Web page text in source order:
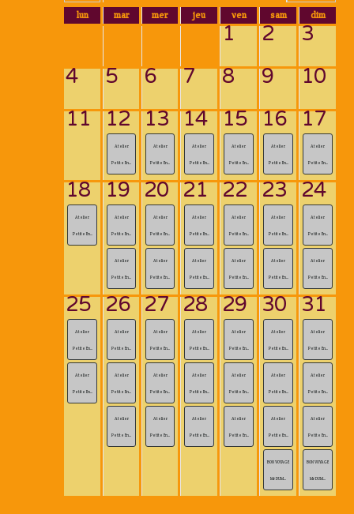
lun mar mer jeu ven sam dim
1 2
3
4
5 6 7 8 9
10
11 12
Atelier
Petite En...
13
Atelier
Petite En...
14
Atelier
Petite En...
15
Atelier
Petite En...
16
Atelier
Petite En...
17
Atelier
Petite En...
18
Atelier
Petite En...
19
Atelier
Petite En...
Atelier
Petite En...
20
Atelier
Petite En...
Atelier
Petite En...
21
Atelier
Petite En...
Atelier
Petite En...
22
Atelier
Petite En...
Atelier
Petite En...
23
Atelier
Petite En...
Atelier
Petite En...
24
Atelier
Petite En...
Atelier
Petite En...
25
Atelier
Petite En...
Atelier
Petite En...
26
Atelier
Petite En...
Atelier
Petite En...
Atelier
Petite En...
27
Atelier
Petite En...
Atelier
Petite En...
Atelier
Petite En...
28
Atelier
Petite En...
Atelier
Petite En...
Atelier
Petite En...
29
Atelier
Petite En...
Atelier
Petite En...
Atelier
Petite En...
30
Atelier
Petite En...
Atelier
Petite En...
Atelier
Petite En...
BON VOYAGE
Mr DUM...
31
Atelier
Petite En...
Atelier
Petite En...
Atelier
Petite En...
BON VOYAGE
Mr DUM...